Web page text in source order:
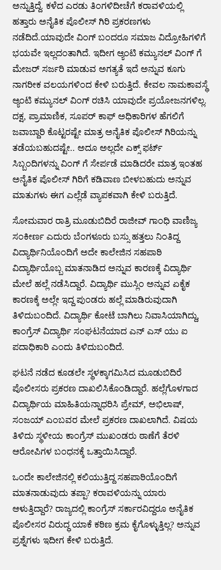
ಅನ್ನುತ್ತಿದ್ದೆ. ಕಳೆದ ಎರಡು ತಿಂಗಳಿದೀಚೆಗೆ ಕರಾವಳಿಯಲ್ಲಿ
ಹತ್ತಾರು ಅನೈತಿಕ ಪೊಲೀಸ್ ಗಿರಿ ಪ್ರಕರಣಗಳು
ನಡೆದಿದೆ.ಯಾವುದೇ ವಿಂಗ್ ಬಂದರೂ ಸಮಾಜ ವಿದ್ರೋಹಿಗಳಿಗೆ
ಭಯವೇ ಇಲ್ಲದಂತಾಗಿದೆ. ಇದೀಗ ಆ್ಯಂಟಿ ಕಮ್ಯುನಲ್ ವಿಂಗ್ ಗೆ
ಮೇಜರ್ ಸರ್ಜರಿ ಮಾಡುವ ಅಗತ್ಯತೆ ಇದೆ ಅನ್ನುವ ಕೂಗು
ನಾಗರೀಕ ವಲಯಗಳಿಂದ ಕೇಳಿ ಬರುತ್ತಿದೆ. ಕೇವಲ ನಾಮಕಾವಸ್ಥೆ
ಆ್ಯಂಟಿ ಕಮ್ಯುನಲ್ ವಿಂಗ್ ರಚಿಸಿ ಯಾವುದೇ ಪ್ರಯೋಜನಗಳಿಲ್ಲ.
ದಕ್ಷ, ಪ್ರಾಮಾಣಿಕ, ಸೂಪರ್ ಕಾಫ್ ಅಧಿಕಾರಿಗಳ ಹೆಗಲಿಗೆ
ಜವಾಬ್ದಾರಿ ಕೊಟ್ಟರಷ್ಟೇ ಮಾತ್ರ ಅನೈತಿಕ ಪೊಲೀಸ್ ಗಿರಿಯನ್ನು
ತಡೆಯಬಹುದಷ್ಟೇ.. ಅದೂ ಅಲ್ಲದೇ ಎಕ್ಸ್ ಫರ್ಟ್
ಸಿಬ್ಬಂದಿಗಳನ್ನು ವಿಂಗ್ ಗೆ ಸೇರ್ಪಡೆ ಮಾಡಿದರೇ ಮಾತ್ರ ಇಂತಹ
ಅನೈತಿಕ ಪೊಲೀಸ್ ಗಿರಿಗೆ ಕಡಿವಾಣ ಬೀಳಬಹುದು ಅನ್ನುವ
ಮಾತುಗಳು ಈಗ ಎಲ್ಲೆಡೆ ವ್ಯಾಪಕವಾಗಿ ಕೇಳಿ ಬರುತ್ತಿದೆ.
ಸೋಮವಾರ ರಾತ್ರಿ ಮೂಡುಬಿದಿರೆ ರಾಜೀವ್ ಗಾಂಧಿ ವಾಣಿಜ್ಯ
ಸಂಕೀರ್ಣ ಎದುರು ಬೆಂಗಳೂರು ಬಸ್ಸು ಹತ್ತಲು ನಿಂತಿದ್ದ
ವಿದ್ಯಾರ್ಥಿನಿಯೊಂದಿಗೆ ಅದೇ ಕಾಲೇಜಿನ ಸಹಪಾಠಿ
ವಿದ್ಯಾರ್ಥಿಯೊಬ್ಬ ಮಾತನಾಡಿದ ಅನ್ನುವ ಕಾರಣಕ್ಕೆ ವಿದ್ಯಾರ್ಥಿ
ಮೇಲೆ ಹಲ್ಲೆ ನಡೆಸಿದ್ದಾರೆ. ವಿದ್ಯಾರ್ಥಿ ಮುಸ್ಲಿಂ ಅನ್ನುವ ಏಕೈಕ
ಕಾರಣಕ್ಕೆ ಅಲ್ಲೇ ಇದ್ದ ಪುಂಡರು ಹಲ್ಲೆ ಮಾಡಿರುವುದಾಗಿ
ತಿಳಿದುಬಂದಿದೆ. ವಿದ್ಯಾರ್ಥಿ ಕೋಟೆ ಬಾಗಿಲು ನಿವಾಸಿಯಾಗಿದ್ದು,
ಕಾಂಗ್ರೆಸ್ ವಿದ್ಯಾರ್ಥಿ ಸಂಘಟನೆಯಾದ ಎನ್ ಎಸ್ ಯು ಐ
ಪದಾಧಿಕಾರಿ ಎಂದು ತಿಳಿದುಬಂದಿದೆ.
ಘಟನೆ ನಡೆದ ಕೂಡಲೇ ಸ್ಥಳಕ್ಕಾಗಮಿಸಿದ ಮೂಡುಬಿದಿರೆ
ಪೊಲೀಸರು ಪ್ರಕರಣ ದಾಖಲಿಸಿಕೊಂಡಿದ್ದಾರೆ. ಹಲ್ಲೆಗೊಳಗಾದ
ವಿದ್ಯಾರ್ಥಿಯ ಮಾಹಿತಿಯನ್ನಾಧರಿಸಿ ಪ್ರೇಮ್, ಅಭಿಲಾಷ್,
ಸಂಜಯ್ ಎಂಬವರ ಮೇಲೆ ಪ್ರಕರಣ ದಾಖಲಾಗಿದೆ. ವಿಷಯ
ತಿಳಿದು ಸ್ಥಳೀಯ ಕಾಂಗ್ರೆಸ್ ಮುಖಂಡರು ಠಾಣೆಗೆ ತೆರಳಿ
ಆರೋಪಿಗಳ ಬಂಧನಕ್ಕೆ ಒತ್ತಾಯಿಸಿದ್ದಾರೆ.
ಒಂದೇ ಕಾಲೇಜಿನಲ್ಲಿ ಕಲಿಯುತ್ತಿದ್ದ ಸಹಪಾಠಿಯೊಂದಿಗೆ
ಮಾತನಾಡುವುದು ತಪ್ಪಾ? ಕರಾವಳಿಯನ್ನು ಯಾರು
ಆಳುತ್ತಿದ್ದಾರೆ? ರಾಜ್ಯದಲ್ಲಿ ಕಾಂಗ್ರೆಸ್ ಸರ್ಕಾರವಿದ್ದರೂ ಅನೈತಿಕ
ಪೊಲೀಸರ ವಿರುದ್ಧ ಯಾಕೆ ಕಠಿಣ ಕ್ರಮ ಕೈಗೊಳ್ಳುತ್ತಿಲ್ಲ? ಅನ್ನುವ
ಪ್ರಶ್ನೆಗಳು ಇದೀಗ ಕೇಳಿ ಬರುತ್ತಿದೆ.